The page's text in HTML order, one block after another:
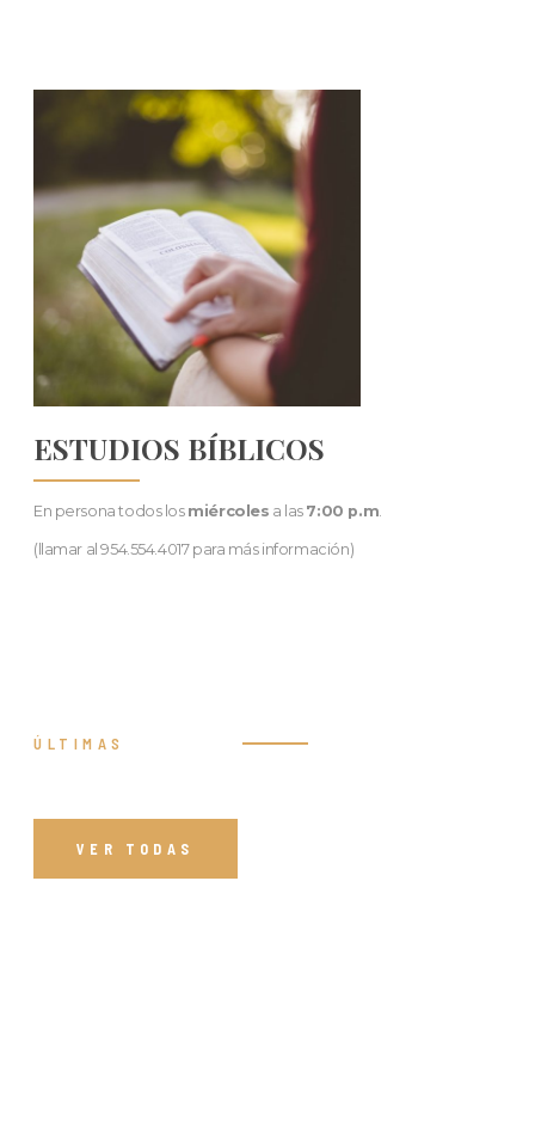
ESTUDIOS BÍBLICOS
En persona todos los miércoles a las 7:00 p.m.
(llamar al 954.554.4017 para más información)
ÚLTIMAS
VER TODAS